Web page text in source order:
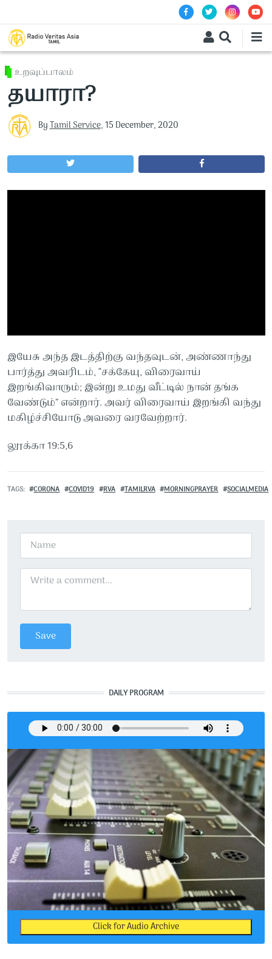
உறவுப்பாலம்
தயாரா?
ByTamil Service,15 December, 2020
இயேசு அந்த இடத்திற்கு வந்தவுடன், அண்ணாந்து
பார்த்து அவரிடம், “சக்கேயு, விரைவாய்
இறங்கிவாரும்; இன்று உமது வீட்டில் நான் தங்க
வேண்டும்” என்றார். அவர் விரைவாய் இறங்கி வந்து
மகிழ்ச்சியோடு அவரை வரவேற்றார்.
லூக்கா 19:5,6
TAGS CORONA COVID19 RVA TAMILRVA MORNINGPRAYER SOCIALMEDIA
DAILY PROGRAM
Click for Audio Archive